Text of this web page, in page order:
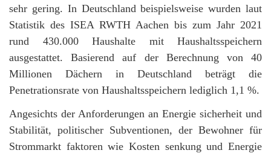
sehr gering. In Deutschland beispielsweise wurden laut
Statistik des ISEA RWTH Aachen bis zum Jahr 2021
rund 430.000 Haushalte mit Haushaltsspeichern
ausgestattet. Basierend auf der Berechnung von 40
Millionen Dächern in Deutschland beträgt die
Penetrationsrate von Haushaltsspeichern lediglich 1,1 %.
Angesichts der Anforderungen an Energie sicherheit und
Stabilität, politischer Subventionen, der Bewohner für
Strommarkt faktoren wie Kosten senkung und Energie